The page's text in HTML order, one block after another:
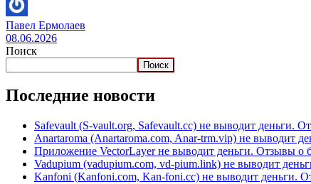
Павел Ермолаев
08.06.2026
Поиск
Поиск
Последние новости
Safevault (S-vault.org, Safevault.cc) не выводит деньги.
Anartaroma (Anartaroma.com, Anar-trm.vip) не выводит
Приложение VectorLayer не выводит деньги. Отзывы о
Vadupium (vadupium.com, vd-pium.link) не выводит
Kanfoni (Kanfoni.com, Kan-foni.cc) не выводит деньги.